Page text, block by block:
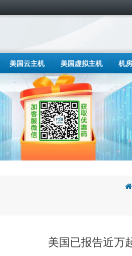
美国云主机 美国虚拟主机 机
美国已报告近万